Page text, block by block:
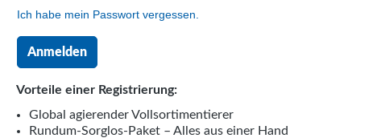
Ich habe mein Passwort vergessen.
Anmelden
Vorteile einer Registrierung:
Global agierender Vollsortimentierer
Rundum-Sorglos-Paket – Alles aus einer Hand